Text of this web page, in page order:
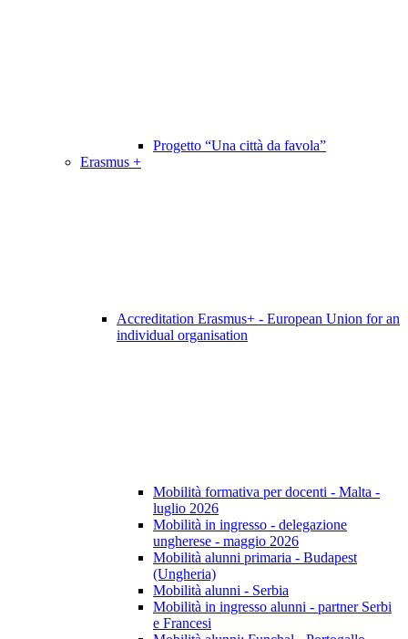
Progetto “Una città da favola”
Erasmus +
Accreditation Erasmus+ - European Union for an
individual organisation
Mobilità formativa per docenti - Malta -
luglio 2026
Mobilità in ingresso - delegazione
ungherese - maggio 2026
Mobilità alunni primaria - Budapest
(Ungheria)
Mobilità alunni - Serbia
Mobilità in ingresso alunni - partner Serbi
e Francesi